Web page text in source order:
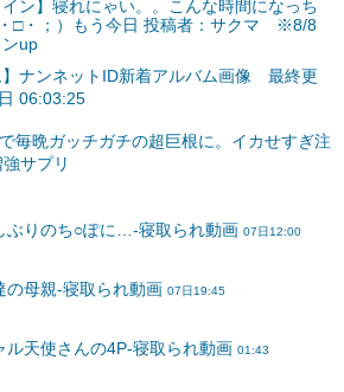
イン】寝れにゃい。。こんな時間になっち
□・；）もう今日 投稿者：サクマ ※8/8
up
】ナンネットID新着アルバム画像 最終更
06:03:25